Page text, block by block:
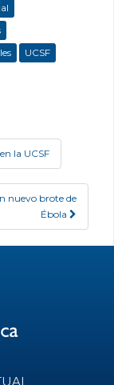
UCSF
la UCSF
nuevo brote de
Ébola